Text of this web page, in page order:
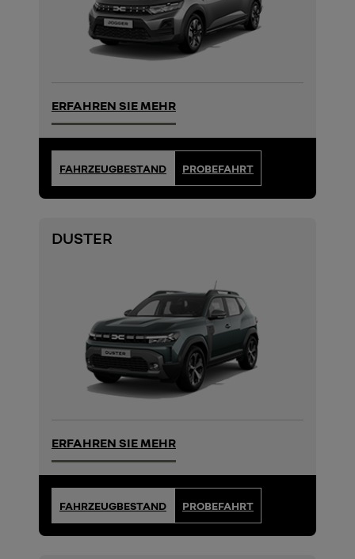
ERFAHREN SIE MEHR
FAHRZEUGBESTAND PROBEFAHRT
DUSTER
ERFAHREN SIE MEHR
FAHRZEUGBESTAND PROBEFAHRT